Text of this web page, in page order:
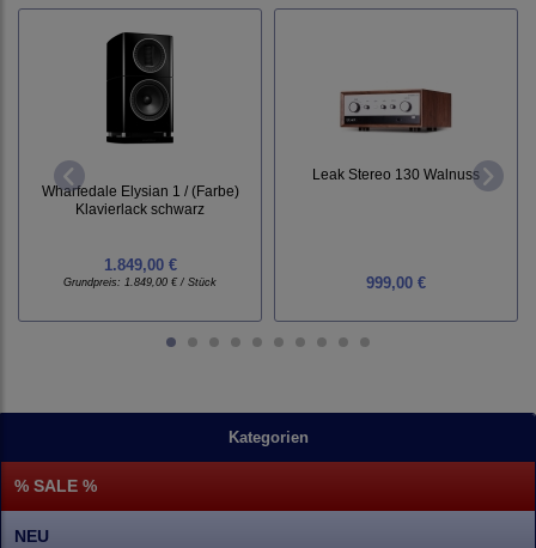
Kategorien
% SALE %
NEU
Wharfedale Elysian 1 / (Farbe)
Klavierlack schwarz
1.849,00 €
Grundpreis: 1.849,00 € / Stück
Leak Stereo 130 Walnuss
999,00 €